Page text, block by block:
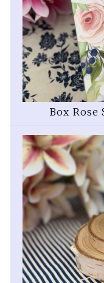
Box Rose